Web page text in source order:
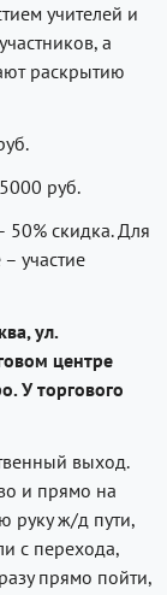
учителей и
а
раскрытию
руб.
50% скидка. Для
участие
ул.
центре
У торгового
выход.
и прямо на
руку ж/д пути,
с перехода,
прямо пойти,